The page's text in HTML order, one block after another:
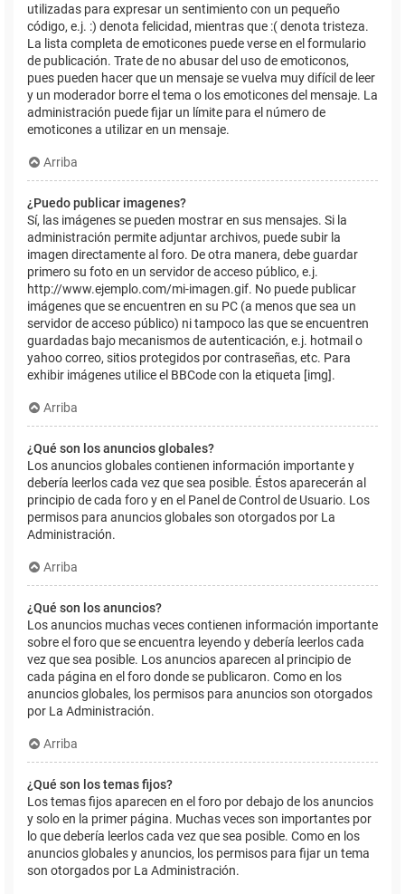
utilizadas para expresar un sentimiento con un pequeño
código, e.j. :) denota felicidad, mientras que :( denota tristeza.
La lista completa de emoticones puede verse en el formulario
de publicación. Trate de no abusar del uso de emoticonos,
pues pueden hacer que un mensaje se vuelva muy difícil de leer
y un moderador borre el tema o los emoticones del mensaje. La
administración puede fijar un límite para el número de
emoticones a utilizar en un mensaje.
Arriba
¿Puedo publicar imagenes?
Sí, las imágenes se pueden mostrar en sus mensajes. Si la
administración permite adjuntar archivos, puede subir la
imagen directamente al foro. De otra manera, debe guardar
primero su foto en un servidor de acceso público, e.j.
http://www.ejemplo.com/mi-imagen.gif. No puede publicar
imágenes que se encuentren en su PC (a menos que sea un
servidor de acceso público) ni tampoco las que se encuentren
guardadas bajo mecanismos de autenticación, e.j. hotmail o
yahoo correo, sitios protegidos por contraseñas, etc. Para
exhibir imágenes utilice el BBCode con la etiqueta [img].
Arriba
¿Qué son los anuncios globales?
Los anuncios globales contienen información importante y
debería leerlos cada vez que sea posible. Éstos aparecerán al
principio de cada foro y en el Panel de Control de Usuario. Los
permisos para anuncios globales son otorgados por La
Administración.
Arriba
¿Qué son los anuncios?
Los anuncios muchas veces contienen información importante
sobre el foro que se encuentra leyendo y debería leerlos cada
vez que sea posible. Los anuncios aparecen al principio de
cada página en el foro donde se publicaron. Como en los
anuncios globales, los permisos para anuncios son otorgados
por La Administración.
Arriba
¿Qué son los temas fijos?
Los temas fijos aparecen en el foro por debajo de los anuncios
y solo en la primer página. Muchas veces son importantes por
lo que debería leerlos cada vez que sea posible. Como en los
anuncios globales y anuncios, los permisos para fijar un tema
son otorgados por La Administración.